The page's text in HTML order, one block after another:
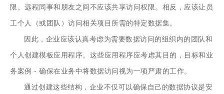
限。远程同事和朋友之间不应该共享访问权限。相反，应该让员
工个人（或团队）访问相关项目所需的特定数据集。
因此，企业应该认真考虑为需要数据访问的组织内的团队和
个人创建模板应用程序。这些应用程序应考虑其目的，目标和业
务案例 - 确保在业务中将数据访问视为一项严肃的工作。
通过创建这些结构，企业不仅可以确保自己的数据协议是安